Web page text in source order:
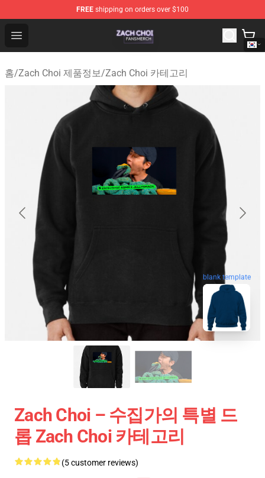
FREE shipping on orders over $100
Open menu
Zach Choi Shop - Official Zach Choi Merchandise Store
홈/Zach Choi 제품정보/Zach Choi 카테고리
blank template
Zach Choi – 수집가의 특별 드
롭 Zach Choi 카테고리
(5 customer reviews)